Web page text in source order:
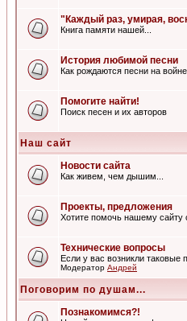
"Каждый раз, умирая,
Книга памяти нашей...
История любимой песни
Как рождаются песни на
Помогите найти!
Поиск песен и их авторов
Наш сайт
Новости сайта
Как живем, чем дышим...
Проекты, предложения
Хотите помочь нашему сайту
Технические вопросы
Если у вас возникли таковые
Модератор Андрей
Поговорим по душам...
Познакомимся?!